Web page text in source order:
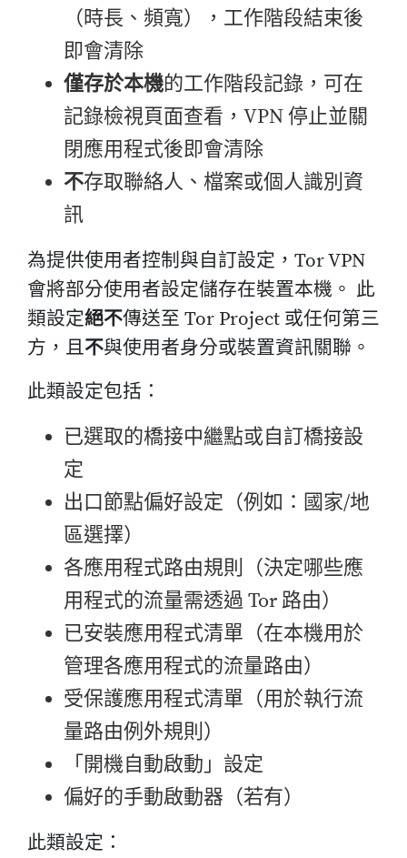
（時長、頻寬），工作階段結束後
即會清除
僅存於本機的工作階段記錄，可在
記錄檢視頁面查看，VPN 停止並關
閉應用程式後即會清除
不存取聯絡人、檔案或個人識別資
訊
為提供使用者控制與自訂設定，Tor VPN
會將部分使用者設定儲存在裝置本機。 此
類設定絕不傳送至 Tor Project 或任何第三
方，且不與使用者身分或裝置資訊關聯。
此類設定包括：
已選取的橋接中繼點或自訂橋接設
定
出口節點偏好設定（例如：國家/地
區選擇）
各應用程式路由規則（決定哪些應
用程式的流量需透過 Tor 路由）
已安裝應用程式清單（在本機用於
管理各應用程式的流量路由）
受保護應用程式清單（用於執行流
量路由例外規則）
「開機自動啟動」設定
偏好的手動啟動器（若有）
此類設定：